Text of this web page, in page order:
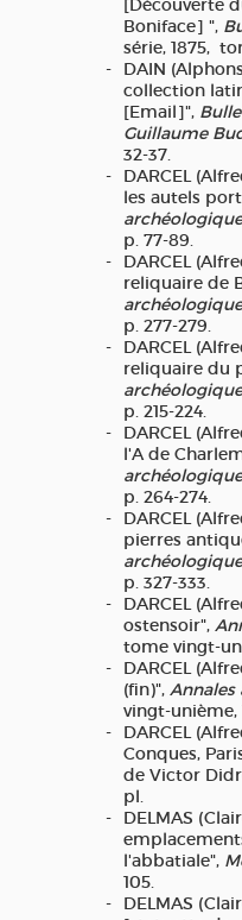
[Découverte
Boniface] ",
série, 1875,
DAIN
collection
[Email]",
Guillaume
32-37.
DARCEL
les autels
p. 77-89.
DARCEL
reliquaire de
p. 277-279.
DARCEL
reliquaire du
p. 215-224.
DARCEL
l'A de
p. 264-274.
DARCEL
pierres
p. 327-333.
DARCEL
ostensoir",
tome vingt-
DARCEL
(fin)", Annales
vingt-unième,
DARCEL
Conques,
de Victor
pl.
DELMAS
l'abbatiale",
105.
DELMAS